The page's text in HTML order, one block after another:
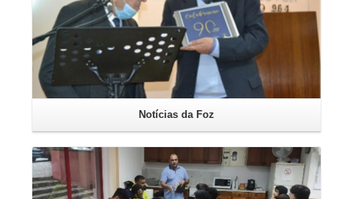
Notícias da Foz